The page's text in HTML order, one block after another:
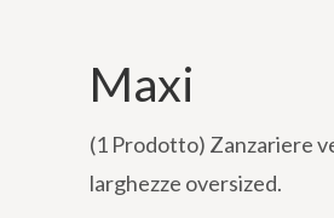
Maxi
(1 Prodotto) Zanzariere
larghezze oversized.